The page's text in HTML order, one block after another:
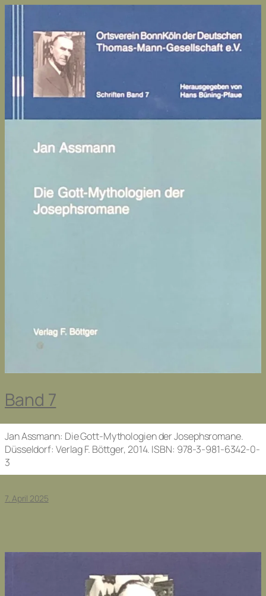
Band 7
Jan Assmann: Die Gott-Mythologien der Josephsromane.
Düsseldorf: Verlag F. Böttger, 2014. ISBN: 978-3-981-6342-0-
3
7. April 2025